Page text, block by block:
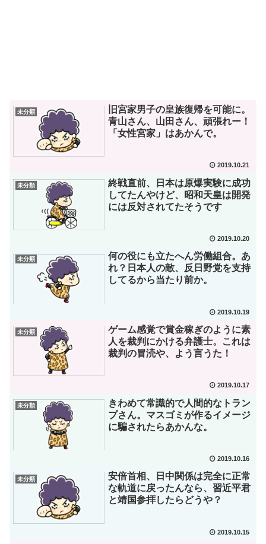
未分類
旧宮家男子の皇族復帰を可能に。
青山さん、山田さん、頑張れー！
「女性宮家」はあかんで。
2019.10.21
未分類
終戦直前、日本は原爆実験に成功
してたんやけど、昭和天皇は開発
には反対されてたそうです
2019.10.20
未分類
何の役にも立たへん労働組合。あ
れ？日本人の敵、反日野党を支持
してるから当たり前か。
2019.10.19
未分類
ゲーム感覚で賞金稼ぎのように素
人を裁判にかける弁護士。これは
裁判の冒涜や、よう言うた！
2019.10.17
未分類
きわめて常識的で人間的なトラン
プさん。マスゴミが作るイメージ
に騙されたらあかんな。
2019.10.16
未分類
安倍首相、日中関係は完全に正常
な軌道に戻ったんなら、習近平君
と靖国参拝したらどうや？
2019.10.15